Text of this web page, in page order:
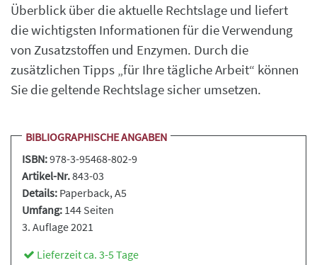
Überblick über die aktuelle Rechtslage und liefert
die wichtigsten Informationen für die Verwendung
von Zusatzstoffen und Enzymen. Durch die
zusätzlichen Tipps „für Ihre tägliche Arbeit“ können
Sie die geltende Rechtslage sicher umsetzen.
BIBLIOGRAPHISCHE ANGABEN
ISBN:978-3-95468-802-9
Artikel-Nr.843-03
Details: Paperback, A5
Umfang: 144 Seiten
3. Auflage 2021
Lieferzeit ca. 3-5 Tage